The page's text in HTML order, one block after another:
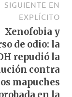
SIGUIENTE EN
EXPLÍCITO
Xenofobia y
de odio: la
repudió la
contra
mapuches